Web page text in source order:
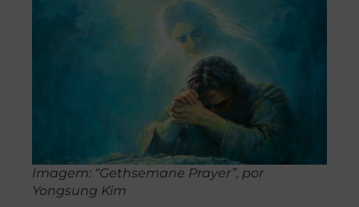
Imagem: “Gethsemane Prayer”, por
Yongsung Kim